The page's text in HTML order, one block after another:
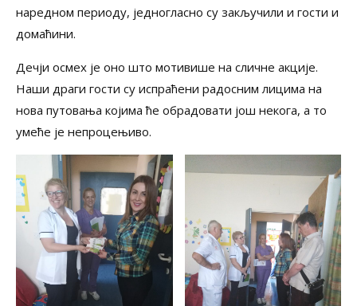
наредном периоду, једногласно су закључили и гости и
домаћини.
Дечји осмех је оно што мотивише на сличне акције.
Наши драги гости су испраћени радосним лицима на
нова путовања којима ће обрадовати још некога, а то
умеће је непроцењиво.